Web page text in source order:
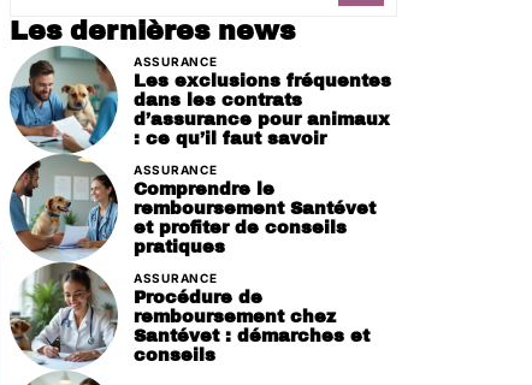
Les dernières news
ASSURANCE
Les exclusions fréquentes
dans les contrats
d’assurance pour animaux
: ce qu’il faut savoir
ASSURANCE
Comprendre le
remboursement Santévet
et profiter de conseils
pratiques
ASSURANCE
Procédure de
remboursement chez
Santévet : démarches et
conseils